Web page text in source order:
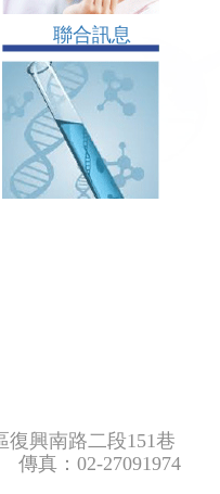
聯合訊息
復興南路二段151巷
真：02-27091974